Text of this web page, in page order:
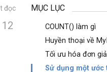
đọc
12
MỤC LỤC
COUNT() làm gì
Huyền thoại về
Tối ưu hóa đơn
Sử dụng một